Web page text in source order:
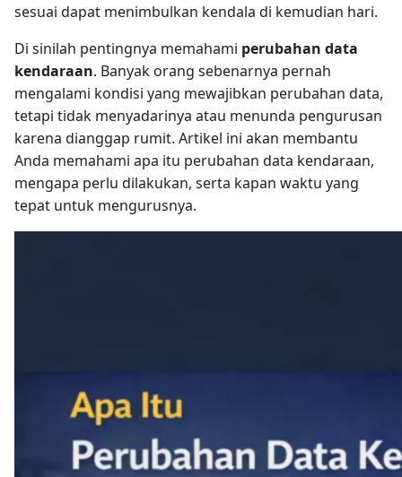
sesuai dapat menimbulkan kendala di kemudian hari.
Di sinilah pentingnya memahami perubahan data
kendaraan. Banyak orang sebenarnya pernah
mengalami kondisi yang mewajibkan perubahan data,
tetapi tidak menyadarinya atau menunda pengurusan
karena dianggap rumit. Artikel ini akan membantu
Anda memahami apa itu perubahan data kendaraan,
mengapa perlu dilakukan, serta kapan waktu yang
tepat untuk mengurusnya.